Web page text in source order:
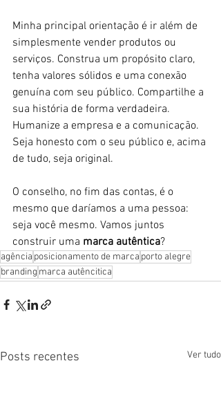
Minha principal orientação é ir além de
simplesmente vender produtos ou
serviços. Construa um propósito claro,
tenha valores sólidos e uma conexão
genuína com seu público. Compartilhe a
sua história de forma verdadeira.
Humanize a empresa e a comunicação.
Seja honesto com o seu público e, acima
de tudo, seja original.
O conselho, no fim das contas, é o
mesmo que daríamos a uma pessoa:
seja você mesmo. Vamos juntos
construir uma marca autêntica?
agência posicionamento de marca porto alegre
branding marca autêncitica
Posts recentes Ver tudo